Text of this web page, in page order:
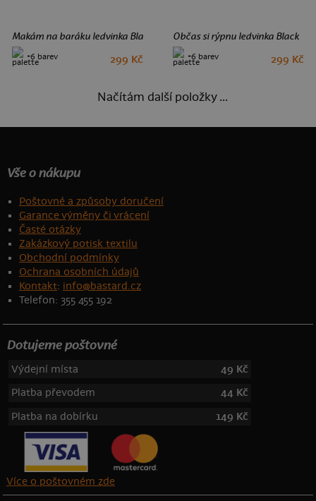
Makám na baráku ledvinka Black
+6 barev 299 Kč
Občas si rýpnu ledvinka Black
+6 barev 299 Kč
Načítám další položky ...
Vše o nákupu
Poštovné a způsoby doručení
Garance výměny či vrácení
Časté otázky
Zakázkový potisk textilu
Obchodní podmínky
Ochrana osobních údajů
Kontakt: info@bastard.cz
Telefon: 355 455 192
Dotujeme poštovné
Výdejní místa
49 Kč
Platba převodem
44 Kč
Platba na dobírku
149 Kč
Více o poštovném zde